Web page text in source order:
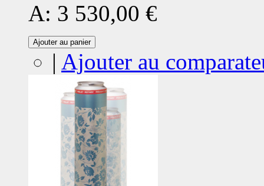
A: 3 530,00 €
Ajouter au panier
| Ajouter au